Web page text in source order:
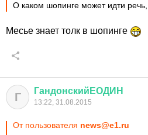
О каком шопинге может идти речь,
Месье знает толк в шопинге
Г ГандонскийЕОДИН
13:22, 31.08.2015
От пользователя news@e1.ru